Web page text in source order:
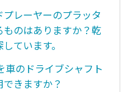
レーヤーのプラッタ
のはありますか？乾
ています。
車のドライブシャフト
きますか？